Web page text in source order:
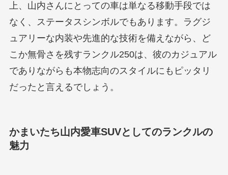
上、山内さんにとっての車は単なる移動手段では
なく、ステータスシンボルでもあります。ラグジ
ュアリーな内装や先進的な技術を備えながら、ど
こか無骨さを残すランクル250は、彼のカジュアル
でありながらも本物志向のスタイルにもピッタリ
だったと言えるでしょう。
かまいたち山内愛車SUVとしてのランクルの
魅力